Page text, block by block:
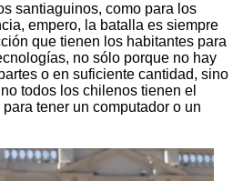
santiaguinos, como para los
empero, la batalla es siempre
que tienen los habitantes para
no sólo porque no hay
o en suficiente cantidad, sino
todos los chilenos tienen el
tener un computador o un